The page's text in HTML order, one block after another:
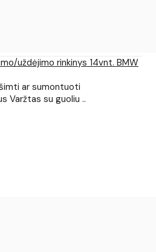
uždėjimo rinkinys 14vnt. BMW
ar sumontuoti
Varžtas su guoliu ..